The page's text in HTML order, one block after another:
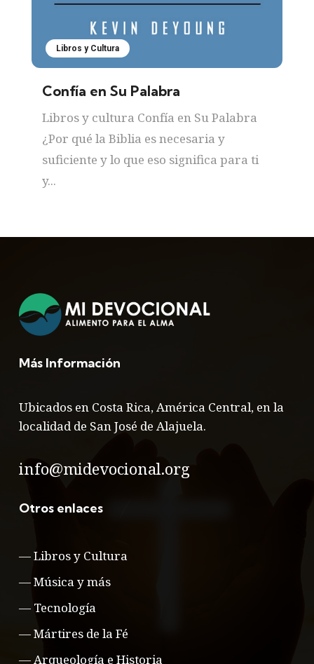
Libros y Cultura
Confía en Su Palabra
Libros y cultura Confía en Su Palabra
¿Por qué la Biblia es necesaria y
suficiente y lo que eso significa para ti
y...
Más Información
Ubicados en Costa Rica, América Central, en la
localidad de San José de Alajuela.
info@midevocional.org
Otros enlaces
—Libros y Cultura
—Música y más
— Tecnología
—Mártires de la Fé
—Arqueología e Historia